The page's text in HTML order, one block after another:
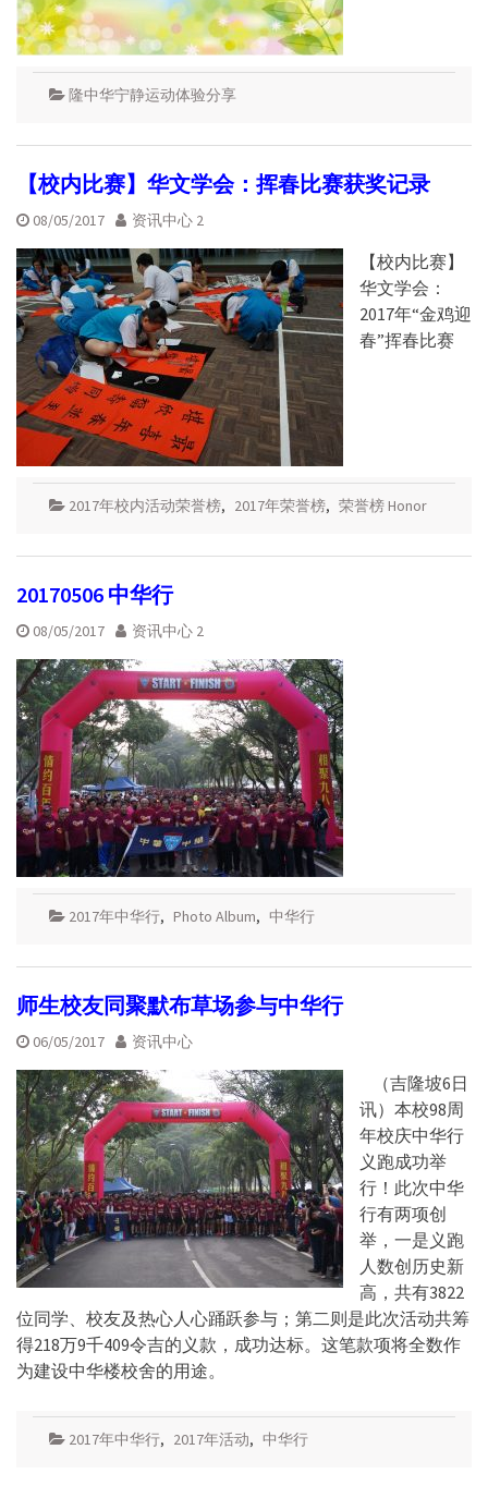
隆中华宁静运动体验分享
【校内比赛】华文学会：挥春比赛获奖记录
08/05/2017 资讯中心 2
【校内比赛】
华文学会：
2017年“金鸡迎
春”挥春比赛
2017年校内活动荣誉榜, 2017年荣誉榜, 荣誉榜 Honor
20170506 中华行
08/05/2017 资讯中心 2
2017年中华行, Photo Album, 中华行
师生校友同聚默布草场参与中华行
06/05/2017 资讯中心
（吉隆坡6日
讯）本校98周
年校庆中华行
义跑成功举
行！此次中华
行有两项创
举，一是义跑
人数创历史新
高，共有3822
位同学、校友及热心人心踊跃参与；第二则是此次活动共筹
得218万9千409令吉的义款，成功达标。这笔款项将全数作
为建设中华楼校舍的用途。
2017年中华行, 2017年活动, 中华行